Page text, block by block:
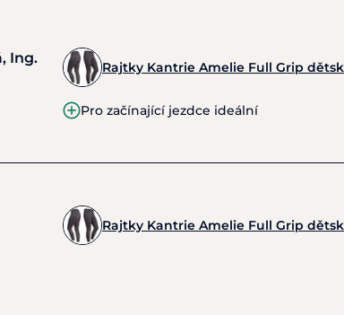
Ing.
Rajtky Kantrie Amelie Full Grip
Pro začínající jezdce ideální
Rajtky Kantrie Amelie Full Grip